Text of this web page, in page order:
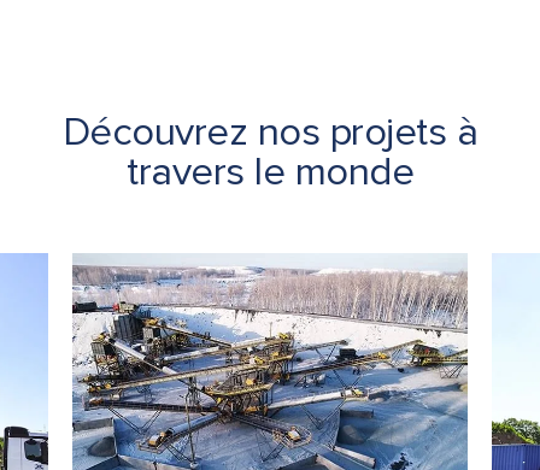
Découvrez nos projets à
travers le monde